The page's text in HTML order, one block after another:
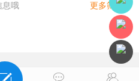
息哦 更多筛选